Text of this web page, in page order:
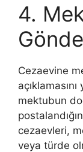
4.
Cezaevine
mektubun
cezaevleri,
veya türde